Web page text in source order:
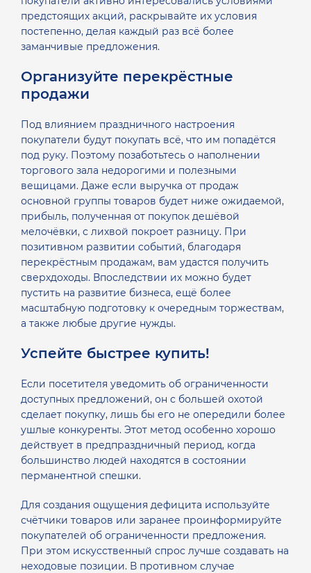
предстоящих акций, раскрывайте их условия
постепенно, делая каждый раз всё более
заманчивые предложения.
Организуйте перекрёстные
продажи
Под влиянием праздничного настроения
покупатели будут покупать всё, что им попадётся
под руку. Поэтому позаботьтесь о наполнении
торгового зала недорогими и полезными
вещицами. Даже если выручка от продаж
основной группы товаров будет ниже ожидаемой,
прибыль, полученная от покупок дешёвой
мелочёвки, с лихвой покроет разницу. При
позитивном развитии событий, благодаря
перекрёстным продажам, вам удастся получить
сверхдоходы. Впоследствии их можно будет
пустить на развитие бизнеса, ещё более
масштабную подготовку к очередным торжествам,
а также любые другие нужды.
Успейте быстрее купить!
Если посетителя уведомить об ограниченности
доступных предложений, он с большей охотой
сделает покупку, лишь бы его не опередили более
ушлые конкуренты. Этот метод особенно хорошо
действует в предпраздничный период, когда
большинство людей находятся в состоянии
перманентной спешки.
Для создания ощущения дефицита используйте
счётчики товаров или заранее проинформируйте
покупателей об ограниченности предложения.
При этом искусственный спрос лучше создавать на
неходовые позиции. В противном случае